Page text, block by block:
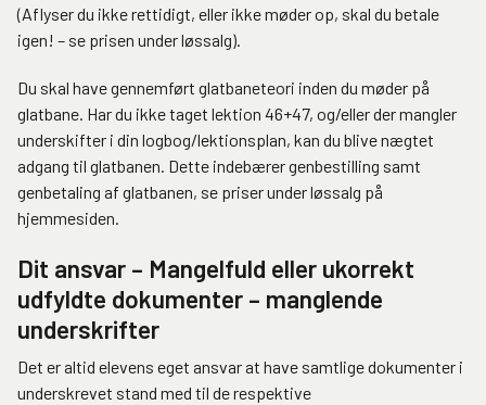
(Aflyser du ikke rettidigt, eller ikke møder op, skal du betale
igen! – se prisen under løssalg).
Du skal have gennemført glatbaneteori inden du møder på
glatbane. Har du ikke taget lektion 46+47, og/eller der mangler
underskifter i din logbog/lektionsplan, kan du blive nægtet
adgang til glatbanen. Dette indebærer genbestilling samt
genbetaling af glatbanen, se priser under løssalg på
hjemmesiden.
Dit ansvar – Mangelfuld eller ukorrekt
udfyldte dokumenter – manglende
underskrifter
Det er altid elevens eget ansvar at have samtlige dokumenter i
underskrevet stand med til de respektive